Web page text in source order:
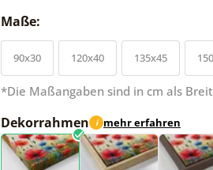
Maße:
90x30 120x40 135x45
*Die Maßangaben sind in cm als
Dekorrahmen i mehr erfahren